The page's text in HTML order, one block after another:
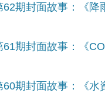
期封面故事：《降
期封面故事：《
期封面故事：《水